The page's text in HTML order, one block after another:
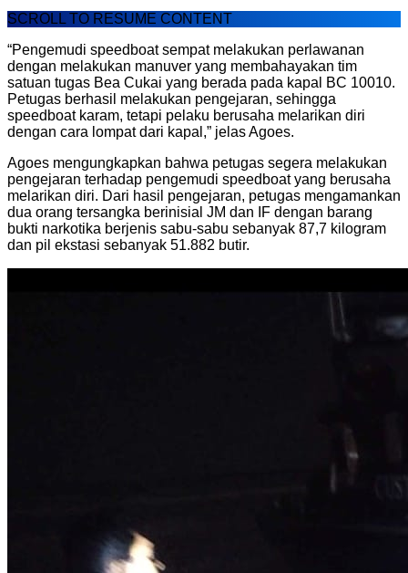
SCROLL TO RESUME CONTENT
“Pengemudi speedboat sempat melakukan perlawanan
dengan melakukan manuver yang membahayakan tim
satuan tugas Bea Cukai yang berada pada kapal BC 10010.
Petugas berhasil melakukan pengejaran, sehingga
speedboat karam, tetapi pelaku berusaha melarikan diri
dengan cara lompat dari kapal,” jelas Agoes.
Agoes mengungkapkan bahwa petugas segera melakukan
pengejaran terhadap pengemudi speedboat yang berusaha
melarikan diri. Dari hasil pengejaran, petugas mengamankan
dua orang tersangka berinisial JM dan IF dengan barang
bukti narkotika berjenis sabu-sabu sebanyak 87,7 kilogram
dan pil ekstasi sebanyak 51.882 butir.